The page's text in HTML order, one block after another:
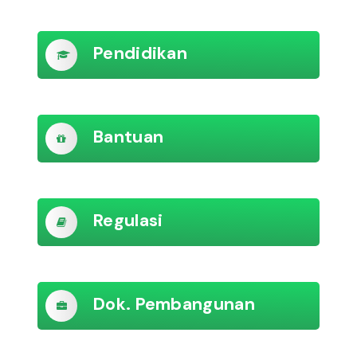
Pendidikan
Bantuan
Regulasi
Dok. Pembangunan